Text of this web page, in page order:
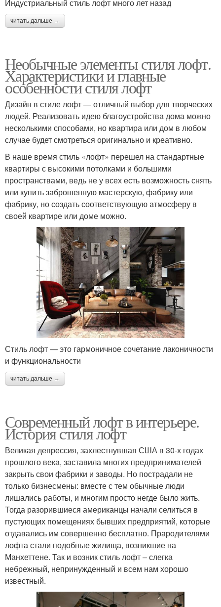
Индустриальный стиль лофт много лет назад
читать дальше →
Необычные элементы стиля лофт.
Характеристики и главные
особенности стиля лофт
Дизайн в стиле лофт — отличный выбор для творческих
людей. Реализовать идею благоустройства дома можно
несколькими способами, но квартира или дом в любом
случае будет смотреться оригинально и креативно.
В наше время стиль «лофт» перешел на стандартные
квартиры с высокими потолками и большими
пространствами, ведь не у всех есть возможность снять
или купить заброшенную мастерскую, фабрику или
фабрику, но создать соответствующую атмосферу в
своей квартире или доме можно.
Стиль лофт — это гармоничное сочетание лаконичности
и функциональности
читать дальше →
Современный лофт в интерьере.
История стиля лофт
Великая депрессия, захлестнувшая США в 30-х годах
прошлого века, заставила многих предпринимателей
закрыть свои фабрики и заводы. Но пострадали не
только бизнесмены: вместе с тем обычные люди
лишались работы, и многим просто негде было жить.
Тогда разорившиеся американцы начали селиться в
пустующих помещениях бывших предприятий, которые
отдавались им совершенно бесплатно. Прародителями
лофта стали подобные жилища, возникшие на
Манхеттене. Так и возник стиль лофт – слегка
небрежный, непринужденный и всем нам хорошо
известный.